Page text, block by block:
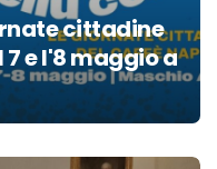
cittadine
e l'8 maggio a